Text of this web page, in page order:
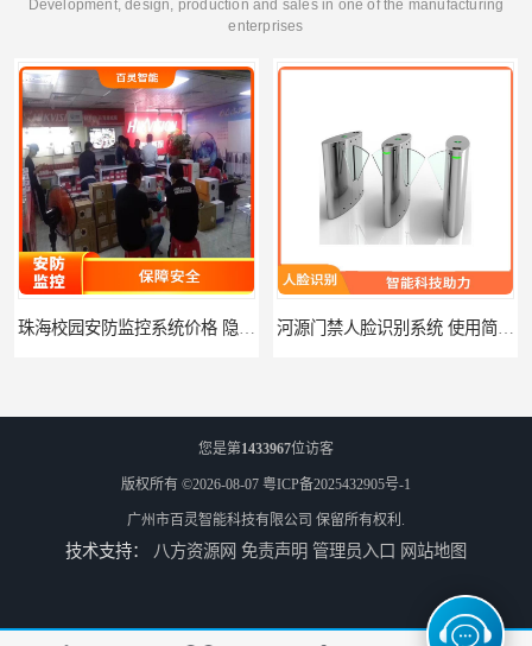
Development, design, production and sales in one of the manufacturing
enterprises
潮州人脸识别系统价格 能够识别活体人脸 非接触性 潮州智能人脸识别系统 可以应用于不同场景 高度自动化
您是第1433967位访客
版权所有 ©2026-08-07 粤ICP备2025432905号-1
广州市百灵智能科技有限公司 保留所有权利.
技术支持： 八方资源网 免责声明 管理员入口 网站地图